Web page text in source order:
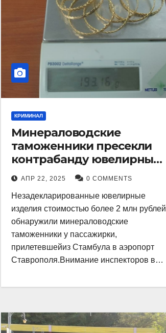
КРИМИНАЛ
Минераловодские
таможенники пресекли
контрабанду ювелирных
изделий на 2 млн рублей
АПР 22, 2025 0 COMMENTS
Незадекларированные ювелирные
изделия стоимостью более 2 млн рублей
обнаружили минераловодские
таможенники у пассажирки,
прилетевшейиз Стамбула в аэропорт
Ставрополя.Внимание инспекторов в…